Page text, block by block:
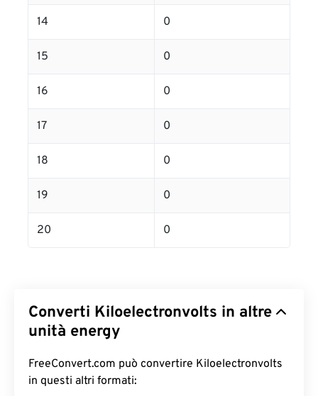
14 0
15 0
16 0
17 0
18 0
19 0
20 0
Converti Kiloelectronvolts in altre
unità energy
FreeConvert.com può convertire Kiloelectronvolts
in questi altri formati: